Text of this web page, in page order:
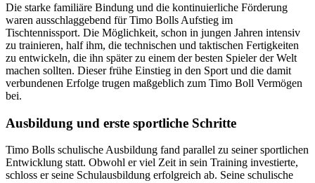
Die starke familiäre Bindung und die kontinuierliche Förderung
waren ausschlaggebend für Timo Bolls Aufstieg im
Tischtennissport. Die Möglichkeit, schon in jungen Jahren intensiv
zu trainieren, half ihm, die technischen und taktischen Fertigkeiten
zu entwickeln, die ihn später zu einem der besten Spieler der Welt
machen sollten. Dieser frühe Einstieg in den Sport und die damit
verbundenen Erfolge trugen maßgeblich zum Timo Boll Vermögen
bei.
Ausbildung und erste sportliche Schritte
Timo Bolls schulische Ausbildung fand parallel zu seiner sportlichen
Entwicklung statt. Obwohl er viel Zeit in sein Training investierte,
schloss er seine Schulausbildung erfolgreich ab. Seine schulische